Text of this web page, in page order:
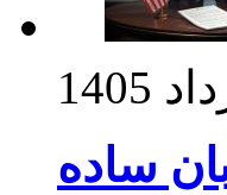
ساده